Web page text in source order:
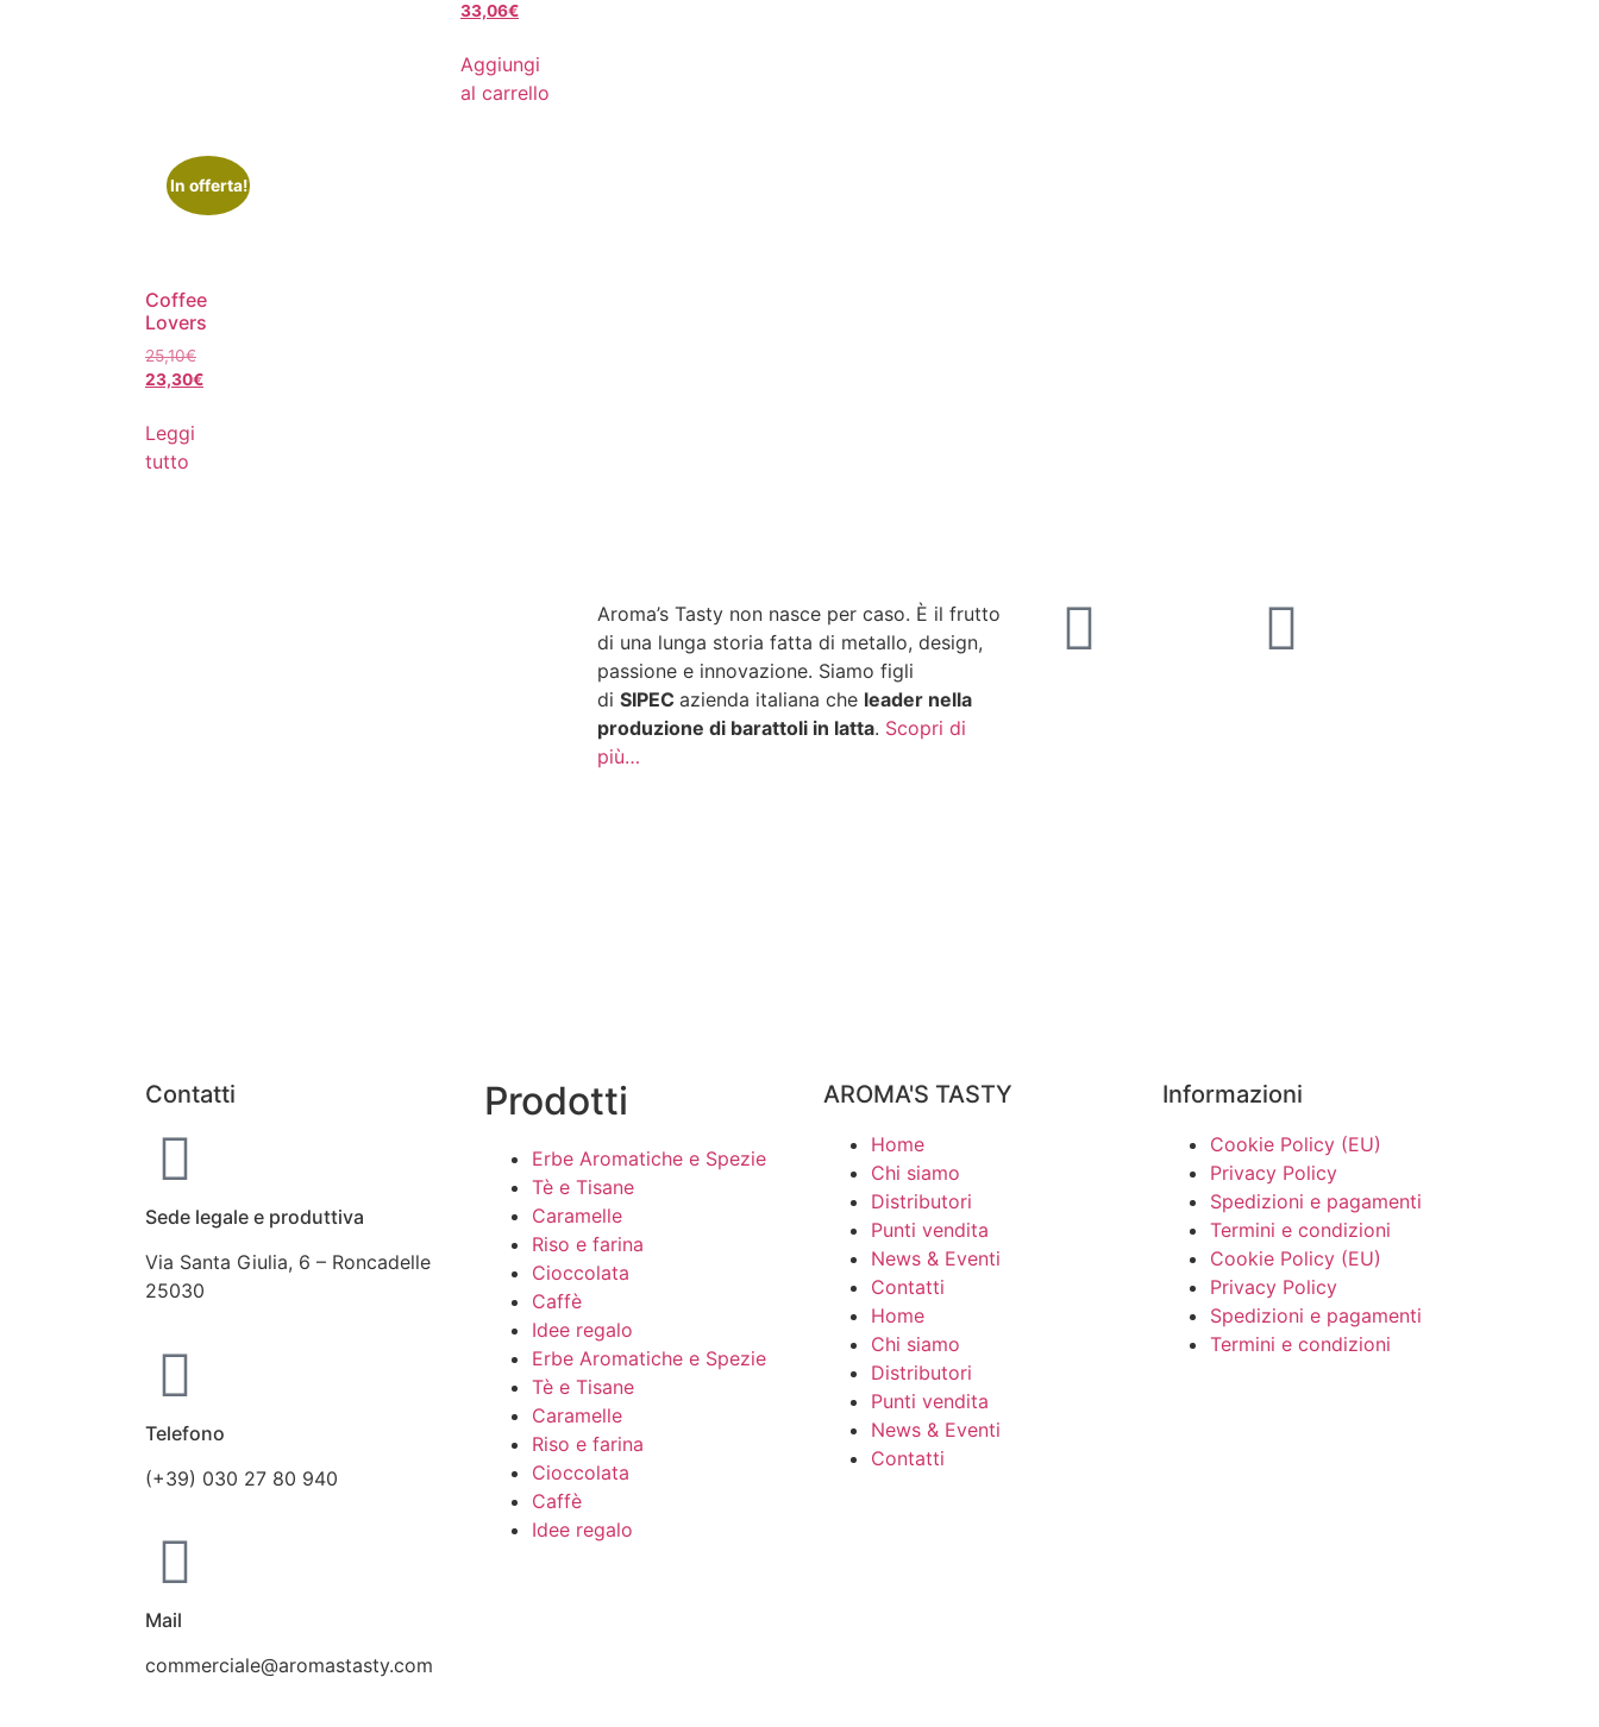
33,06€
Aggiungi
al carrello
In offerta!
Coffee
Lovers
25,10€
23,30€
Leggi
tutto
Aroma’s Tasty non nasce per caso. È il frutto
di una lunga storia fatta di metallo, design,
passione e innovazione. Siamo figli
di SIPEC azienda italiana che leader nella
produzione di barattoli in latta. Scopri di
più…
Contatti
Sede legale e produttiva
Via Santa Giulia, 6 – Roncadelle
25030
Telefono
(+39) 030 27 80 940
Mail
commerciale@aromastasty.com
Prodotti
Erbe Aromatiche e Spezie
Tè e Tisane
Caramelle
Riso e farina
Cioccolata
Caffè
Idee regalo
Erbe Aromatiche e Spezie
Tè e Tisane
Caramelle
Riso e farina
Cioccolata
Caffè
Idee regalo
AROMA'S TASTY
Home
Chi siamo
Distributori
Punti vendita
News & Eventi
Contatti
Home
Chi siamo
Distributori
Punti vendita
News & Eventi
Contatti
Informazioni
Cookie Policy (EU)
Privacy Policy
Spedizioni e pagamenti
Termini e condizioni
Cookie Policy (EU)
Privacy Policy
Spedizioni e pagamenti
Termini e condizioni